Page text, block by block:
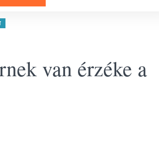
van érzéke a